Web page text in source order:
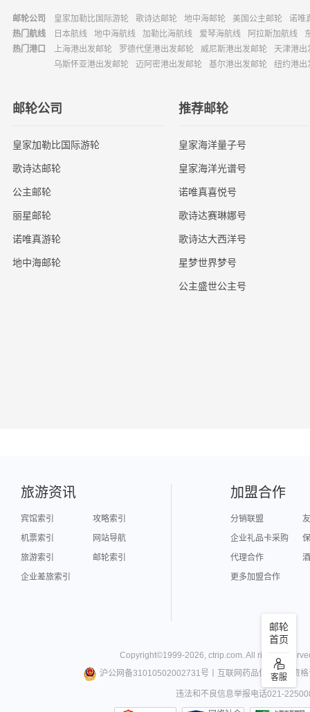
邮轮公司 皇家加勒比国际游轮 歌诗达邮轮 地中海邮轮 美国公主邮轮
诺唯
热门航线
日本航线 地中海航线 加勒比海航线 爱琴海航线 阿拉斯加航线
热门港口
上海港出发邮轮 罗德代堡港出发邮轮 威尼斯港出发邮轮
天津港出
乌斯怀亚港出发邮轮
迈阿密港出发邮轮 基尔港出发邮轮 纽约港出
邮轮公司
皇家加勒比国际游轮
歌诗达邮轮
公主邮轮
丽星邮轮
诺唯真游轮
地中海邮轮
推荐邮轮
皇家海洋量子号
皇家海洋光谱号
诺唯真喜悦号
歌诗达赛琳娜号
歌诗达大西洋号
星梦世界梦号
公主盛世公主号
邮轮
首页
客服
旅游资讯
宾馆索引
攻略索引
机票索引
网站导航
旅游索引
邮轮索引
企业差旅索引
加盟合作
分销联盟
企业礼品卡采购
代理合作
更多加盟合作
Copyright©1999-2026, ctrip.com. All rights
沪公网备31010502002731号
互联网药品信息服务资格
违法和不良信息举报电话021-